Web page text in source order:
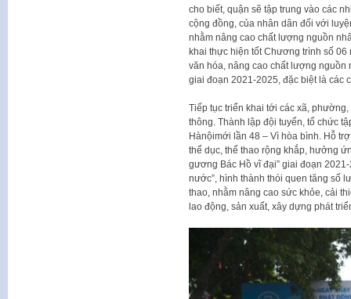
cho biết, quận sẽ tập trung vào các
cộng đồng, của nhân dân đối với
nhằm nâng cao chất lượng nguồn
khai thực hiện tốt Chương trình số
văn hóa, nâng cao chất lượng
giai đoạn 2021-2025, đặc biệt là các
Tiếp tục triển khai tới các xã,
thông. Thành lập đội tuyển, tổ chức
Hànộimới lần 48 – Vì hòa bình. Hỗ
thể dục, thể thao rộng khắp, hưởng
gương Bác Hồ vĩ đại” giai đoạn
nước”, hình thành thói quen tăng số
thao, nhằm nâng cao sức khỏe, cải
lao động, sản xuất, xây dựng phát